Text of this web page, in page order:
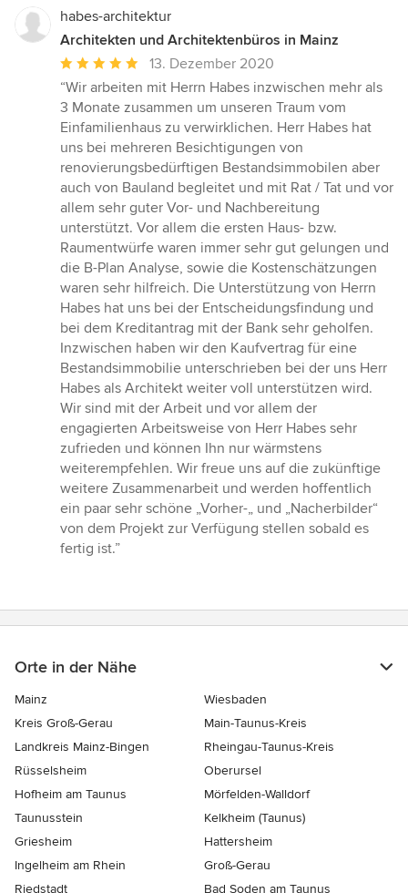
habes-architektur
Architekten und Architektenbüros in Mainz
Durchschnittliche
Bewertung:
5
von
5
Sternen
13. Dezember 2020
“Wir arbeiten mit Herrn Habes inzwischen mehr als
3 Monate zusammen um unseren Traum vom
Einfamilienhaus zu verwirklichen. Herr Habes hat
uns bei mehreren Besichtigungen von
renovierungsbedürftigen Bestandsimmobilen aber
auch von Bauland begleitet und mit Rat / Tat und vor
allem sehr guter Vor- und Nachbereitung
unterstützt. Vor allem die ersten Haus- bzw.
Raumentwürfe waren immer sehr gut gelungen und
die B-Plan Analyse, sowie die Kostenschätzungen
waren sehr hilfreich. Die Unterstützung von Herrn
Habes hat uns bei der Entscheidungsfindung und
bei dem Kreditantrag mit der Bank sehr geholfen.
Inzwischen haben wir den Kaufvertrag für eine
Bestandsimmobilie unterschrieben bei der uns Herr
Habes als Architekt weiter voll unterstützen wird.
Wir sind mit der Arbeit und vor allem der
engagierten Arbeitsweise von Herr Habes sehr
zufrieden und können Ihn nur wärmstens
weiterempfehlen. Wir freue uns auf die zukünftige
weitere Zusammenarbeit und werden hoffentlich
ein paar sehr schöne „Vorher-„ und „Nacherbilder“
von dem Projekt zur Verfügung stellen sobald es
fertig ist.”
Orte in der Nähe
Mainz
Wiesbaden
Kreis Groß-Gerau
Main-Taunus-Kreis
Landkreis Mainz-Bingen
Rheingau-Taunus-Kreis
Rüsselsheim
Oberursel
Hofheim am Taunus
Mörfelden-Walldorf
Taunusstein
Kelkheim (Taunus)
Griesheim
Hattersheim
Ingelheim am Rhein
Groß-Gerau
Riedstadt
Bad Soden am Taunus